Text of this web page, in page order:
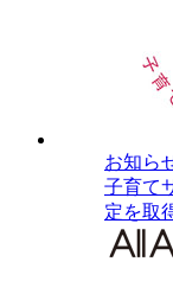
お知ら
子育て
定を取